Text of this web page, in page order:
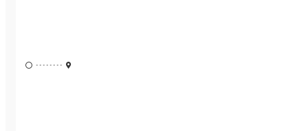
••••••••